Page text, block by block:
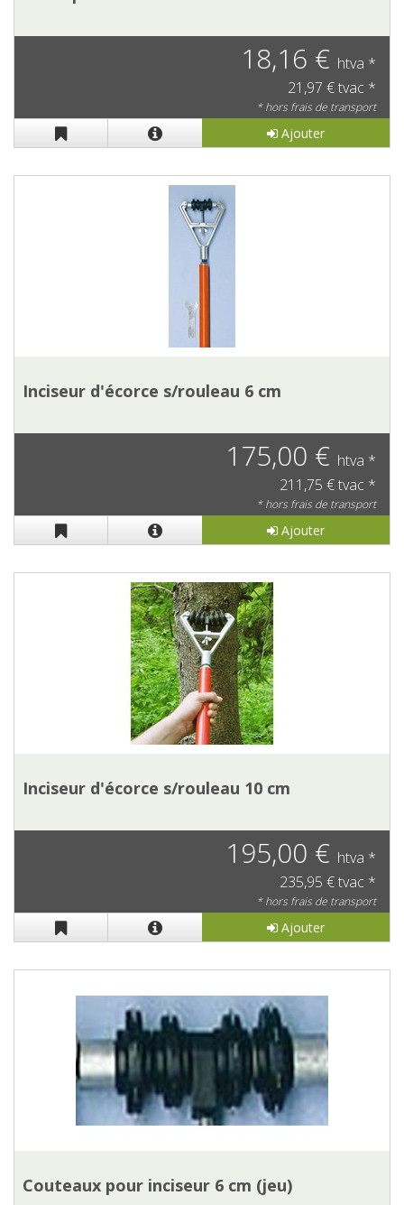
18,16 € htva *
21,97 € tvac *
* hors frais de transport
Ajouter
Inciseur d'écorce s/rouleau 6 cm
175,00 € htva *
211,75 € tvac *
* hors frais de transport
Ajouter
Inciseur d'écorce s/rouleau 10 cm
195,00 € htva *
235,95 € tvac *
* hors frais de transport
Ajouter
Couteaux pour inciseur 6 cm (jeu)